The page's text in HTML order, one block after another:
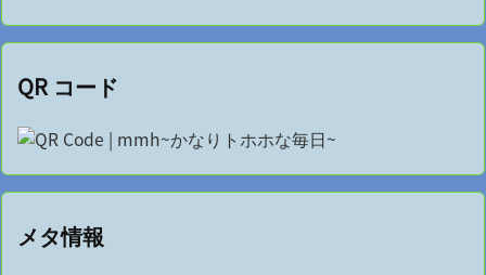
QR コード
メタ情報